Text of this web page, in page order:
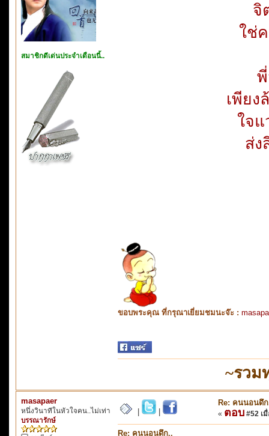
สมาชิกดีเด่นประจำเดือนนี้..
จิ
ใช่
เพียง
ใจ
ส่ง
ขอบพระคุณ ที่กรุณาเยี่ยมชมนะจ๊ะ :
~รวม
masapaer
หนึ่งวินาทีในหัวใจคน..ไม่เท่า
บรรณารักษ์
Re: คนนอนดึ
« ตอบ #52 เ
Re: คนนอนดึก..